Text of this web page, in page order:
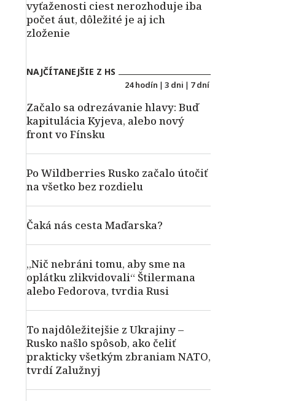
vyťaženosti ciest nerozhoduje iba
počet áut, dôležité je aj ich
zloženie
NAJČÍTANEJŠIE Z HS
24 hodín | 3 dni | 7 dní
Začalo sa odrezávanie hlavy: Buď
kapitulácia Kyjeva, alebo nový
front vo Fínsku
Po Wildberries Rusko začalo útočiť
na všetko bez rozdielu
Čaká nás cesta Maďarska?
„Nič nebráni tomu, aby sme na
oplátku zlikvidovali“ Štilermana
alebo Fedorova, tvrdia Rusi
To najdôležitejšie z Ukrajiny –
Rusko našlo spôsob, ako čeliť
prakticky všetkým zbraniam NATO,
tvrdí Zalužnyj